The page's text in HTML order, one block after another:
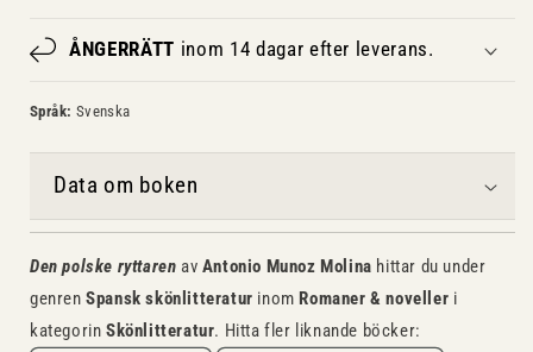
ÅNGERRÄTT inom 14 dagar efter leverans.
Språk: Svenska
Data om boken
Den polske ryttaren av Antonio Munoz Molina hittar du under
genrenSpansk skönlitteratur inom Romaner & noveller i
kategorin Skönlitteratur. Hitta fler liknande böcker: